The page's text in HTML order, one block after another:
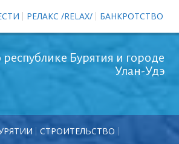
РЕЛАКС /RELAX/ БАНКРОТСТВО
Бурятия и городе
Улан-Удэ
СТРОИТЕЛЬСТВО